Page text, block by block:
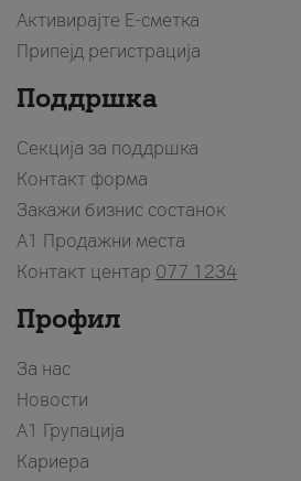
Активирајте Е-сметка
Припејд регистрација
Поддршка
Секција за поддршка
Контакт форма
Закажи бизнис состанок
A1 Продажни места
Контакт центар 077 1234
Профил
За нас
Новости
А1 Групација
Кариера